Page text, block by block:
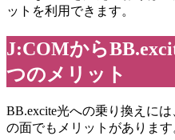
ットを利用できます。
J:COMから
つのメリット
BB.excite光への乗り換えに
の面でもメリットがあります